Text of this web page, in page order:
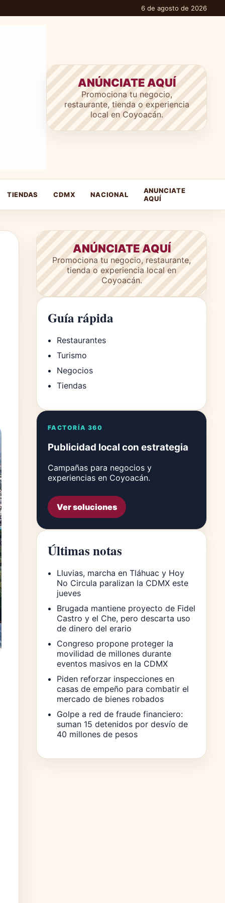
6 de agosto de 2026
ANÚNCIATE AQUÍ
Promociona tu negocio,
restaurante, tienda o experiencia
local en Coyoacán.
TIENDAS CDMX NACIONAL
ANUNCIATE
AQUÍ
ANÚNCIATE AQUÍ
Promociona tu negocio, restaurante,
tienda o experiencia local en
Coyoacán.
Guía rápida
Restaurantes
Turismo
Negocios
Tiendas
FACTORÍA 360
Publicidad local con estrategia
Campañas para negocios y
experiencias en Coyoacán.
Ver soluciones
Últimas notas
Lluvias, marcha en Tláhuac y Hoy
No Circula paralizan la CDMX este
jueves
Brugada mantiene proyecto de Fidel
Castro y el Che, pero descarta uso
de dinero del erario
Congreso propone proteger la
movilidad de millones durante
eventos masivos en la CDMX
Piden reforzar inspecciones en
casas de empeño para combatir el
mercado de bienes robados
Golpe a red de fraude financiero:
suman 15 detenidos por desvío de
40 millones de pesos